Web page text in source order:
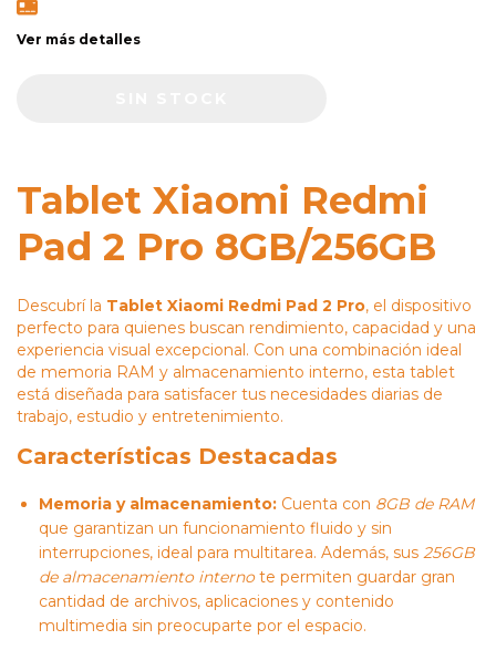
Ver más detalles
Tablet Xiaomi Redmi
Pad 2 Pro 8GB/256GB
Descubrí la Tablet Xiaomi Redmi Pad 2 Pro, el dispositivo
perfecto para quienes buscan rendimiento, capacidad y una
experiencia visual excepcional. Con una combinación ideal
de memoria RAM y almacenamiento interno, esta tablet
está diseñada para satisfacer tus necesidades diarias de
trabajo, estudio y entretenimiento.
Características Destacadas
Memoria y almacenamiento: Cuenta con 8GB de RAM
que garantizan un funcionamiento fluido y sin
interrupciones, ideal para multitarea. Además, sus 256GB
de almacenamiento internote permiten guardar gran
cantidad de archivos, aplicaciones y contenido
multimedia sin preocuparte por el espacio.